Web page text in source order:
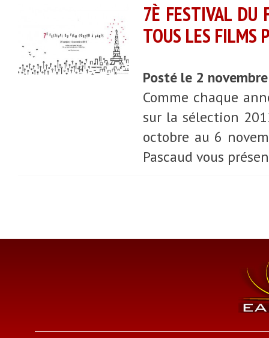
7È FESTIVAL DU
TOUS LES FILMS
Posté le 2
Comme chaque
sur la sélection
octobre au 6
Pascaud vous